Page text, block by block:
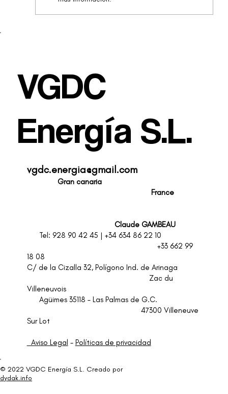
VGDC
Energía S.L.
vgdc.energia@gmail.com
Gran canaria
France
Claude GAMBEAU
Tel: 928 90 42 45 | +34 634 86 22 10
+33 662 99
18 08
C/ de la Cizalla 32, Polígono Ind. de Arinaga
Zac du
Villeneuvois
Agüimes 35118 – Las Palmas de G.C.
47300 Villeneuve
Sur Lot
Aviso Legal - Políticas de privacidad
© 2022 VGDC Energía S.L. Creado por
dydak.info